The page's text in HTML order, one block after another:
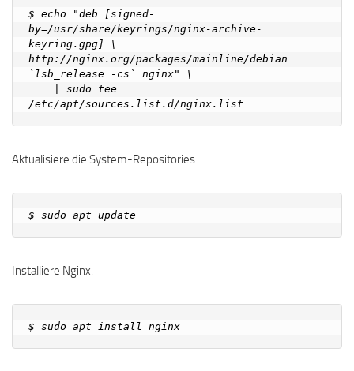
$ echo "deb [signed-
by=/usr/share/keyrings/nginx-archive-
keyring.gpg] \
http://nginx.org/packages/mainline/debian
`lsb_release -cs` nginx" \
Aktualisiere die System-Repositories.
Installiere Nginx.